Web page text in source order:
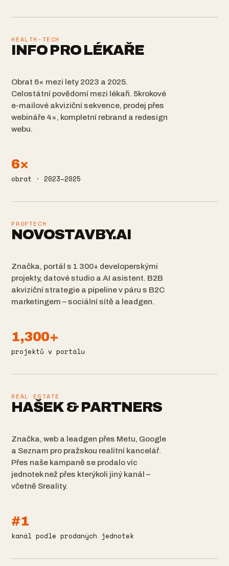
HEALTH-TECH
INFO PRO LÉKAŘE
Obrat 6× mezi lety 2023 a 2025.
Celostátní povědomí mezi lékaři. 5krokové
e-mailové akviziční sekvence, prodej přes
webináře 4×, kompletní rebrand a redesign
webu.
6×
obrat · 2023–2025
PROPTECH
NOVOSTAVBY.AI
Značka, portál s 1 300+ developerskými
projekty, datové studio a AI asistent. B2B
akviziční strategie a pipeline v páru s B2C
marketingem – sociální sítě a leadgen.
1,300+
projektů v portálu
REAL ESTATE
HAŠEK & PARTNERS
Značka, web a leadgen přes Metu, Google
a Seznam pro pražskou realitní kancelář.
Přes naše kampaně se prodalo víc
jednotek než přes kterýkoli jiný kanál –
včetně Sreality.
#1
kanál podle prodaných jednotek